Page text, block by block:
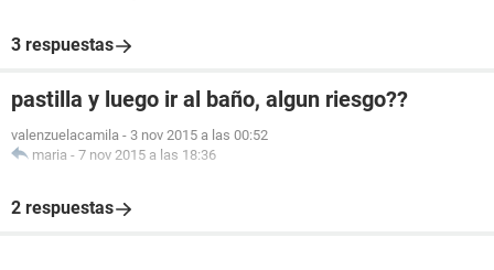
3 respuestas
pastilla y luego ir al baño, algun riesgo??
valenzuelacamila - 3 nov 2015 a las 00:52
maria - 7 nov 2015 a las 18:36
2 respuestas